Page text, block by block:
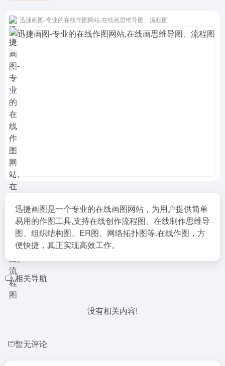
迅捷画图-专业的在线作图网站,在线画思维导图、流程图
迅捷画图是一个专业的在线画图网站，为用户提供简单
易用的作图工具,支持在线创作流程图、在线制作思维导
图、组织结构图、ER图、网络拓扑图等.在线作图，方
便快捷，真正实现高效工作。
相关导航
没有相关内容!
暂无评论